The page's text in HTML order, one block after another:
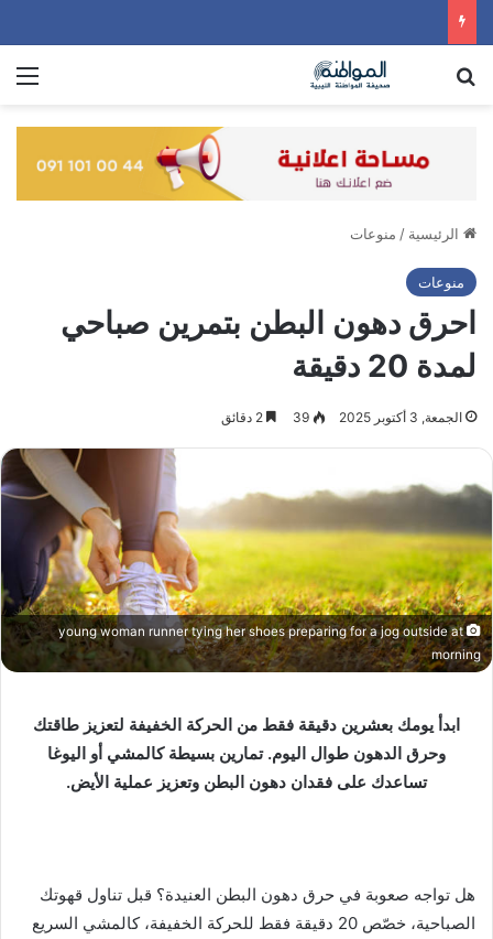
الرئيسية / منوعات
منوعات
احرق دهون البطن بتمرين صباحي
لمدة 20 دقيقة
الجمعة, 3 أكتوبر 2025 39
young woman runner tying her shoes preparing for a jog outside at
morning
ابدأ يومك بعشرين دقيقة فقط من الحركة الخفيفة لتعزيز طاقتك
وحرق الدهون طوال اليوم. تمارين بسيطة كالمشي أو اليوغا
تساعدك على فقدان دهون البطن وتعزيز عملية الأيض.
هل تواجه صعوبة في حرق دهون البطن العنيدة؟ قبل تناول قهوتك
الصباحية، خصّص 20 دقيقة فقط للحركة الخفيفة، كالمشي السريع